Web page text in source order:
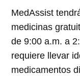
MedAssist
medicinas
de 9:00 a.m. a
requiere llevar
medicamentos